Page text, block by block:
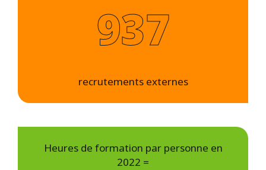
937
recrutements externes
Heures de formation par personne en
2022 =